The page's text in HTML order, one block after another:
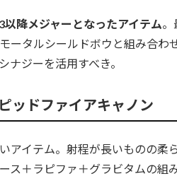
以降メジャーとなったアイテム。
ータルシールドボウと組み合わ
ナジーを活用すべき。
ッドファイアキャノン
アイテム。射程が長いものの柔
ス＋ラピファ＋グラビタムの組